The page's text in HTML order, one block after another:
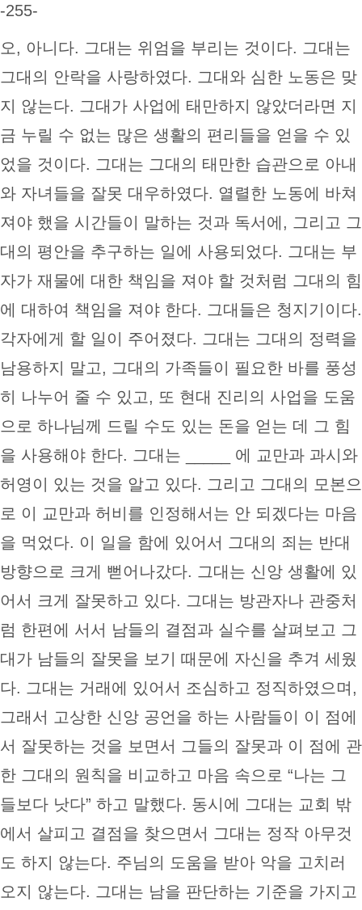
-255-
오, 아니다. 그대는 위엄을 부리는 것이다. 그대는
그대의 안락을 사랑하였다. 그대와 심한 노동은 맞
지 않는다. 그대가 사업에 태만하지 않았더라면 지
금 누릴 수 없는 많은 생활의 편리들을 얻을 수 있
었을 것이다. 그대는 그대의 태만한 습관으로 아내
와 자녀들을 잘못 대우하였다. 열렬한 노동에 바쳐
져야 했을 시간들이 말하는 것과 독서에, 그리고 그
대의 평안을 추구하는 일에 사용되었다. 그대는 부
자가 재물에 대한 책임을 져야 할 것처럼 그대의 힘
에 대하여 책임을 져야 한다. 그대들은 청지기이다.
각자에게 할 일이 주어졌다. 그대는 그대의 정력을
남용하지 말고, 그대의 가족들이 필요한 바를 풍성
히 나누어 줄 수 있고, 또 현대 진리의 사업을 도움
으로 하나님께 드릴 수도 있는 돈을 얻는 데 그 힘
을 사용해야 한다. 그대는 _____ 에 교만과 과시와
허영이 있는 것을 알고 있다. 그리고 그대의 모본으
로 이 교만과 허비를 인정해서는 안 되겠다는 마음
을 먹었다. 이 일을 함에 있어서 그대의 죄는 반대
방향으로 크게 뻗어나갔다. 그대는 신앙 생활에 있
어서 크게 잘못하고 있다. 그대는 방관자나 관중처
럼 한편에 서서 남들의 결점과 실수를 살펴보고 그
대가 남들의 잘못을 보기 때문에 자신을 추겨 세웠
다. 그대는 거래에 있어서 조심하고 정직하였으며,
그래서 고상한 신앙 공언을 하는 사람들이 이 점에
서 잘못하는 것을 보면서 그들의 잘못과 이 점에 관
한 그대의 원칙을 비교하고 마음 속으로 “나는 그
들보다 낫다” 하고 말했다. 동시에 그대는 교회 밖
에서 살피고 결점을 찾으면서 그대는 정작 아무것
도 하지 않는다. 주님의 도움을 받아 악을 고치러
오지 않는다. 그대는 남을 판단하는 기준을 가지고